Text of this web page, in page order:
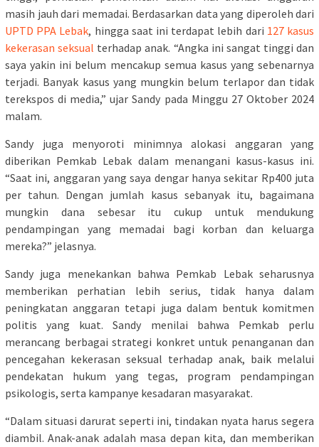
masih jauh dari memadai. Berdasarkan data yang diperoleh dari
UPTD PPA Lebak, hingga saat ini terdapat lebih dari 127 kasus
kekerasan seksual terhadap anak. “Angka ini sangat tinggi dan
saya yakin ini belum mencakup semua kasus yang sebenarnya
terjadi. Banyak kasus yang mungkin belum terlapor dan tidak
terekspos di media,” ujar Sandy pada Minggu 27 Oktober 2024
malam.
Sandy juga menyoroti minimnya alokasi anggaran yang
diberikan Pemkab Lebak dalam menangani kasus-kasus ini.
“Saat ini, anggaran yang saya dengar hanya sekitar Rp400 juta
per tahun. Dengan jumlah kasus sebanyak itu, bagaimana
mungkin dana sebesar itu cukup untuk mendukung
pendampingan yang memadai bagi korban dan keluarga
mereka?” jelasnya.
Sandy juga menekankan bahwa Pemkab Lebak seharusnya
memberikan perhatian lebih serius, tidak hanya dalam
peningkatan anggaran tetapi juga dalam bentuk komitmen
politis yang kuat. Sandy menilai bahwa Pemkab perlu
merancang berbagai strategi konkret untuk penanganan dan
pencegahan kekerasan seksual terhadap anak, baik melalui
pendekatan hukum yang tegas, program pendampingan
psikologis, serta kampanye kesadaran masyarakat.
“Dalam situasi darurat seperti ini, tindakan nyata harus segera
diambil. Anak-anak adalah masa depan kita, dan memberikan